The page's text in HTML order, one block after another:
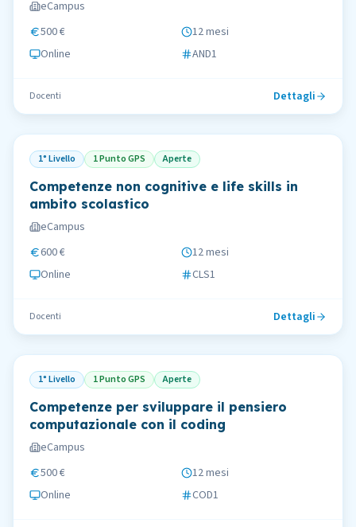
eCampus
500 €
12 mesi
Online
AND1
Docenti Dettagli
1° Livello 1 Punto GPS Aperte
Competenze non cognitive e life skills in
ambito scolastico
eCampus
600 €
12 mesi
Online
CLS1
Docenti Dettagli
1° Livello 1 Punto GPS Aperte
Competenze per sviluppare il pensiero
computazionale con il coding
eCampus
500 €
12 mesi
Online
COD1